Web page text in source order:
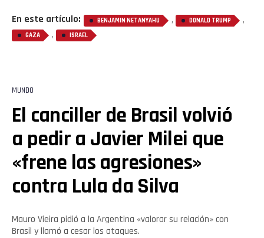
En este artículo: BENJAMIN NETANYAHU , DONALD TRUMP ,
GAZA , ISRAEL
MUNDO
El canciller de Brasil volvió
a pedir a Javier Milei que
«frene las agresiones»
contra Lula da Silva
Mauro Vieira pidió a la Argentina «valorar su relación» con
Brasil y llamó a cesar los ataques.